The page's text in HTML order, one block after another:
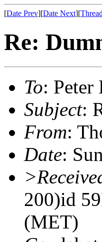
[Date Prev][Date Next][
Re:
To: Peter
Subject:
From:
Date:
200)id
(MET)